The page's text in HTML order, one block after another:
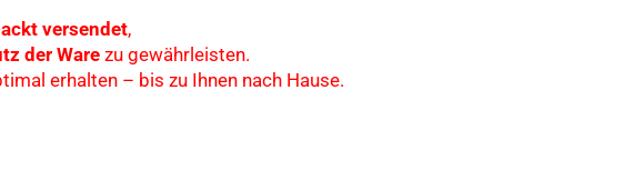
versendet,
der Warezu gewährleisten.
erhalten – bis zu Ihnen nach Hause.